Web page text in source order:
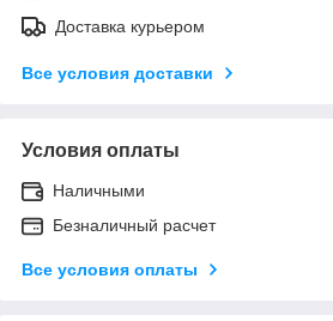
Доставка курьером
Все условия доставки
Условия оплаты
Наличными
Безналичный расчет
Все условия оплаты